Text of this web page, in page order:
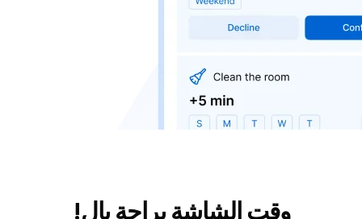
وقت الشاشة براحة بال!